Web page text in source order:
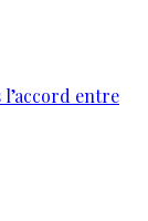
entre